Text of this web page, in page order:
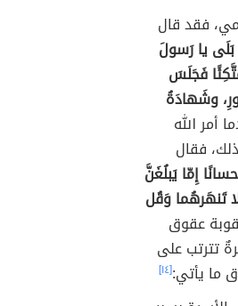
فقد قال
بَلَى يا رَسولَ
فَجَلَسَ
وشَهادَةُ
أمر الله
فقال
إِمّا يَبلُغَنَّ
تَنهَرهُما وَقُل
عقوق
تترتب على
ما يأتي:[١٤]